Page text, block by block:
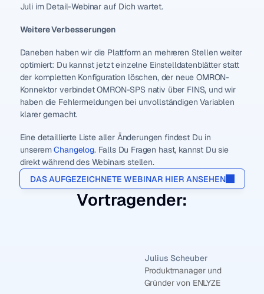
Über uns
Jobs
LOG IN
Select Language
Juli im Detail-Webinar auf Dich wartet.
Weitere Verbesserungen
Daneben haben wir die Plattform an mehreren Stellen weiter
optimiert: Du kannst jetzt einzelne Einstelldatenblätter statt
der kompletten Konfiguration löschen, der neue OMRON-
Konnektor verbindet OMRON-SPS nativ über FINS, und wir
haben die Fehlermeldungen bei unvollständigen Variablen
klarer gemacht.
Eine detaillierte Liste aller Änderungen findest Du in
unserem Changelog. Falls Du Fragen hast, kannst Du sie
direkt während des Webinars stellen.
DAS AUFGEZEICHNETE WEBINAR HIER ANSEHEN
Vortragender:
Julius Scheuber
Produktmanager und
Gründer von ENLYZE